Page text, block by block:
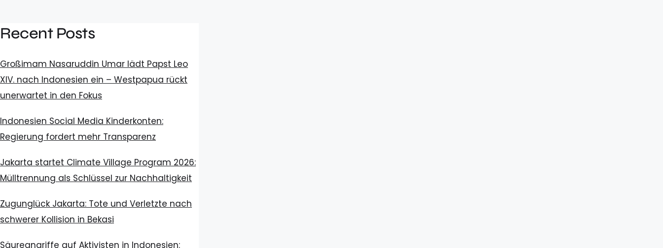
Recent Posts
Großimam Nasaruddin Umar lädt Papst Leo
XIV. nach Indonesien ein – Westpapua rückt
unerwartet in den Fokus
Indonesien Social Media Kinderkonten:
Regierung fordert mehr Transparenz
Jakarta startet Climate Village Program 2026:
Mülltrennung als Schlüssel zur Nachhaltigkeit
Zugunglück Jakarta: Tote und Verletzte nach
schwerer Kollision in Bekasi
Säureangriffe auf Aktivisten in Indonesien: